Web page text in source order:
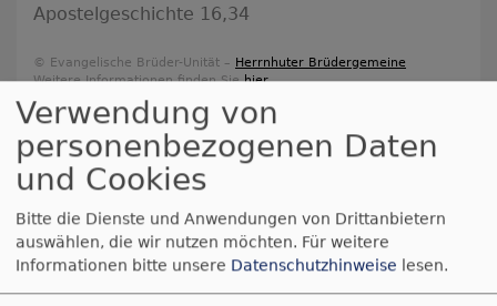
Apostelgeschichte 16,34
© Evangelische Brüder-Unität – Herrnhuter Brüdergemeine
Weitere Informationen finden Siehier.
Fr, 31.7. - Do, 6.8.
Jugendfreizeit am Tippach
Verwendung von
personenbezogenen Daten
und Cookies
Bitte die Dienste und Anwendungen von Drittanbietern
auswählen, die wir nutzen möchten. Für weitere
Informationen bitte unsere Datenschutzhinweise lesen.